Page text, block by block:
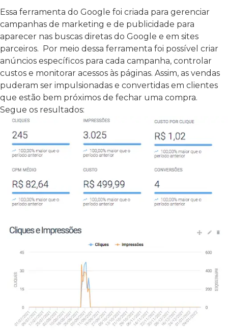
Essa ferramenta do Google foi criada para gerenciar
campanhas de marketing e de publicidade para
aparecer nas buscas diretas do Google e em sites
parceiros.
Por meio dessa ferramenta foi possível criar
anúncios específicos para cada campanha, controlar
custos e monitorar acessos às páginas. Assim, as vendas
puderam ser impulsionadas e convertidas em clientes
que estão bem próximos de fechar uma compra.
Segue os resultados: